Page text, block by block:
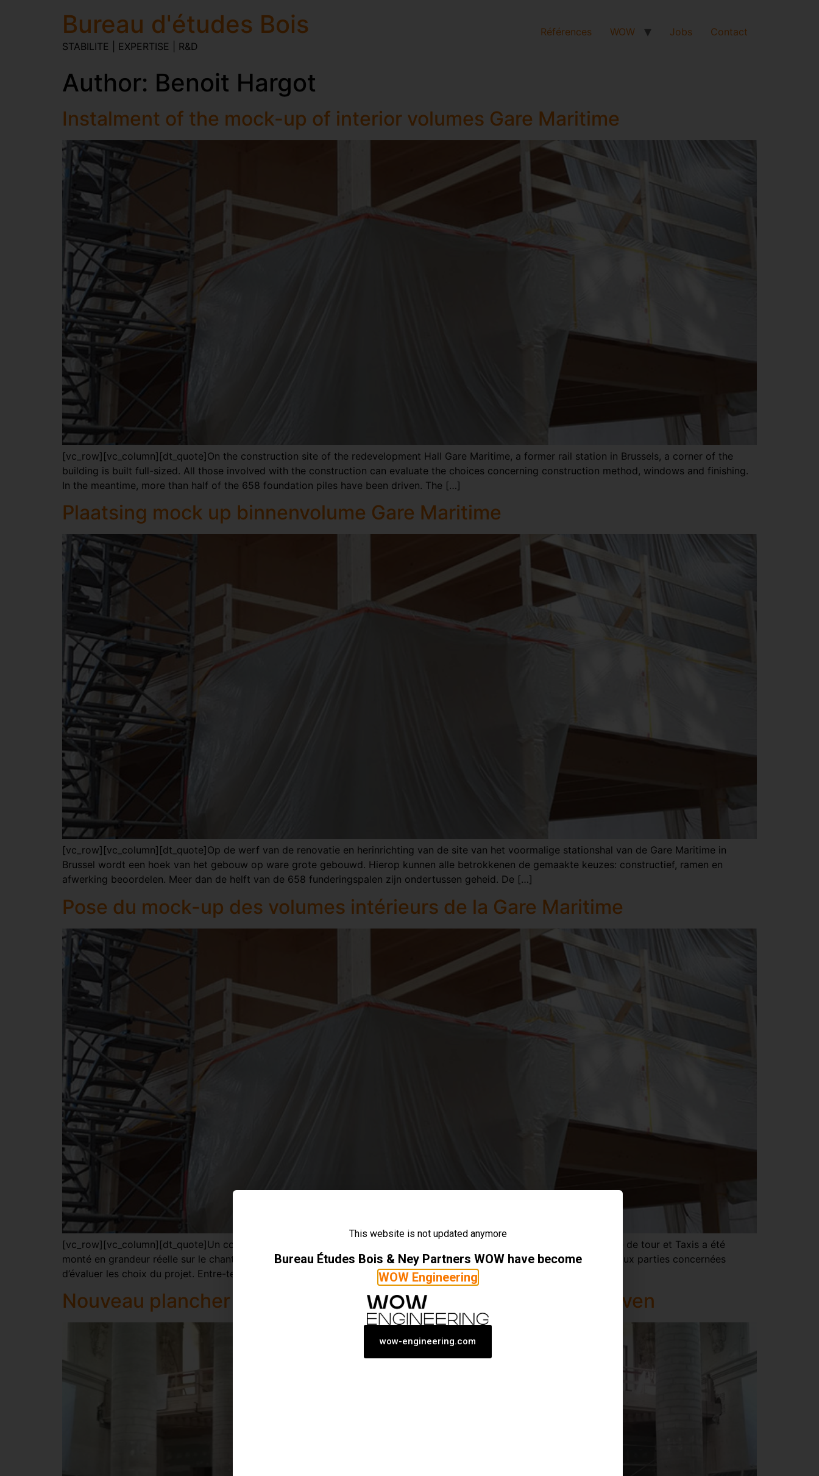
Bureau d'études Bois
STABILITE | EXPERTISE | R&D
Références WOW Jobs Contact
Author: Benoit Hargot
Instalment of the mock-up of interior volumes Gare Maritime
[vc_row][vc_column][dt_quote]On the construction site of the redevelopment Hall Gare Maritime, a former rail station in Brussels, a corner of the
building is built full-sized. All those involved with the construction can evaluate the choices concerning construction method, windows and finishing.
In the meantime, more than half of the 658 foundation piles have been driven. The […]
Plaatsing mock up binnenvolume Gare Maritime
[vc_row][vc_column][dt_quote]Op de werf van de renovatie en herinrichting van de site van het voormalige stationshal van de Gare Maritime in
Brussel wordt een hoek van het gebouw op ware grote gebouwd. Hierop kunnen alle betrokkenen de gemaakte keuzes: constructief, ramen en
afwerking beoordelen. Meer dan de helft van de 658 funderingspalen zijn ondertussen geheid. De […]
Pose du mock-up des volumes intérieurs de la Gare Maritime
[vc_row][vc_column][dt_quote]Un coin de bâtiment des futurs volumes intérieurs prévus dans la Gare Maritime sur le site de tour et Taxis a été
monté en grandeur réelle sur le chantier. Il sera habillé avec toutes les finitions extérieures et intérieures pour permettre aux parties concernées
d’évaluer les choix du projet. Entre-temps le chantier progresse et plus […]
Nouveau plancher pour l’orgue de l’église Sint-Michiels à Leuven
This website is not updated anymore
Bureau Études Bois & Ney Partners WOW have become
WOW Engineering
wow-engineering.com